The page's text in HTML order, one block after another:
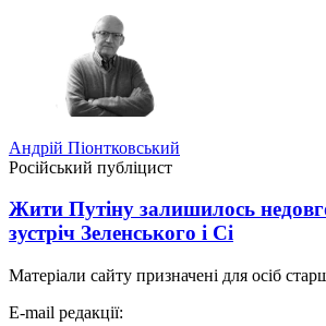
Андрій Піонтковський
Російський публіцист
Жити Путіну залишилось
зустріч Зеленського і Сі
Матеріали сайту призначені для осіб
E-mail редакції: